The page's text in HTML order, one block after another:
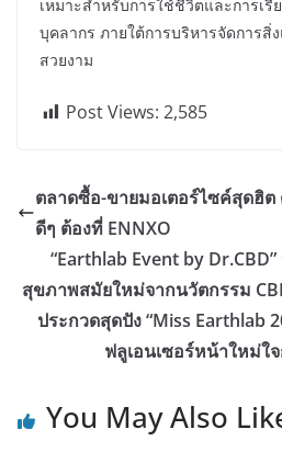
เหมาะสำหรับการใช้ชีวิตและการเ
บุคลากร ภายใต้การบริหารจัดการ
สวยงาม
Post Views: 2,585
ตลาดซื้อ-ขายมอเตอร์ไซค์สุดฮิ
ดีๆ ต้องที่ ENNXO
“Earthlab Event by
สุขภาพสมัยใหม่จากนวัตกรรม
ประกวดสุดปัง “Miss Earthlab
ฟลูเอนเซอร์หน้าใหม่ใ
You May Also